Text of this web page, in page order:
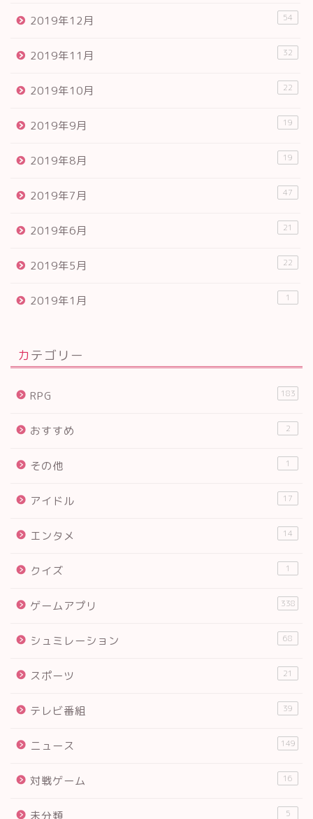
2019年12月 54
2019年11月 32
2019年10月 22
2019年9月 19
2019年8月 19
2019年7月 47
2019年6月 21
2019年5月 22
2019年1月 1
カテゴリー
RPG 183
おすすめ 2
その他 1
アイドル 17
エンタメ 14
クイズ 1
ゲームアプリ 338
シュミレーション 68
スポーツ 21
テレビ番組 39
ニュース 149
対戦ゲーム 16
未分類 5